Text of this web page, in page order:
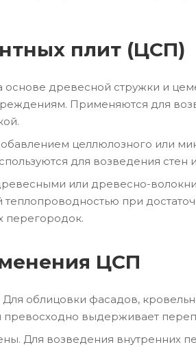
плит (ЦСП)
основе древесной стружки и
Применяются для
целлюлозного или
для возведения
или древесно-
теплопроводностью при
перегородок.
ЦСП
облицовки фасадов,
превосходно выдерживает
Для возведения внутренних